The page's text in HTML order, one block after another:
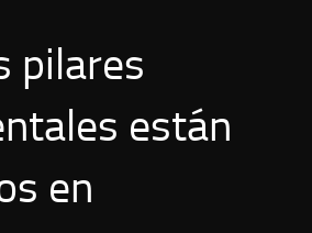
pilares
están
en